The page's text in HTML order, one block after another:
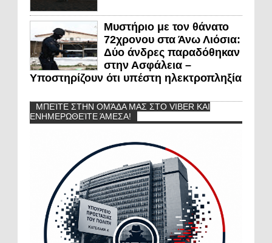
Μυστήριο με τον θάνατο
72χρονου στα Άνω Λιόσια:
Δύο άνδρες παραδόθηκαν
στην Ασφάλεια –
Υποστηρίζουν ότι υπέστη ηλεκτροπληξία
ΜΠΕΊΤΕ ΣΤΗΝ ΟΜΆΔΑ ΜΑΣ ΣΤΟ VIBER ΚΑΙ
ΕΝΗΜΕΡΩΘΕΊΤΕ ΆΜΕΣΑ!